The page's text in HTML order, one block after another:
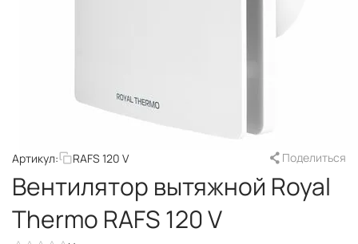
Артикул: RAFS 120 V Поделиться
Вентилятор вытяжной Royal
Thermo RAFS 120 V